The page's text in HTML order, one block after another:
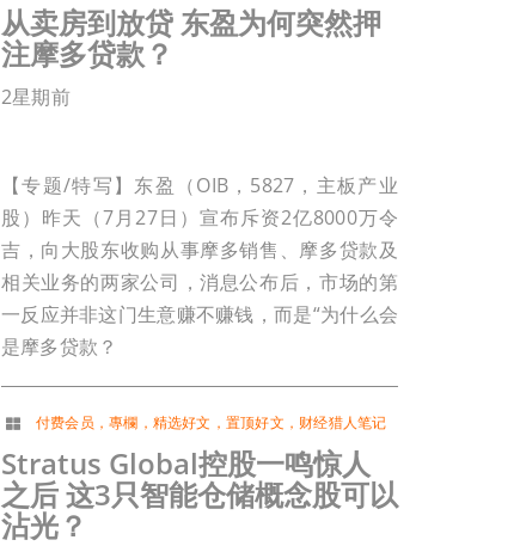
从卖房到放贷 东盈为何突然押
注摩多贷款？
2星期前
【专题/特写】东盈（OIB，5827，主板产业
股）昨天（7月27日）宣布斥资2亿8000万令
吉，向大股东收购从事摩多销售、摩多贷款及
相关业务的两家公司，消息公布后，市场的第
一反应并非这门生意赚不赚钱，而是“为什么会
是摩多贷款？
付费会员，專欄 ， 精选好文 ， 置顶好文 ，财经猎人笔记
Stratus Global控股一鸣惊人
之后 这3只智能仓储概念股可以
沾光？